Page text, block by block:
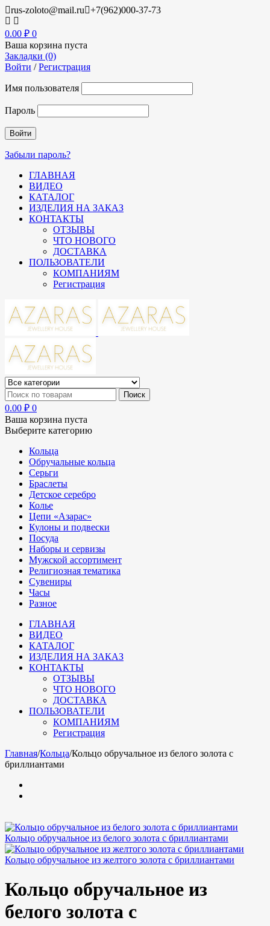
rus-zoloto@mail.ru +7(962)000-37-73
0.00 ₽ 0
Ваша корзина пуста
Закладки (0)
Войти /Регистрация
Имя пользователя
Пароль
Забыли пароль?
ГЛАВНАЯ
ВИДЕО
КАТАЛОГ
ИЗДЕЛИЯ НА ЗАКАЗ
КОНТАКТЫ
ОТЗЫВЫ
ЧТО НОВОГО
ДОСТАВКА
ПОЛЬЗОВАТЕЛИ
КОМПАНИЯМ
Регистрация
0.00 ₽ 0
Ваша корзина пуста
Выберите категорию
Кольца
Обручальные кольца
Серьги
Браслеты
Детское серебро
Колье
Цепи «Азарас»
Кулоны и подвески
Посуда
Наборы и сервизы
Мужской ассортимент
Религиозная тематика
Сувениры
Часы
Разное
ГЛАВНАЯ
ВИДЕО
КАТАЛОГ
ИЗДЕЛИЯ НА ЗАКАЗ
КОНТАКТЫ
ОТЗЫВЫ
ЧТО НОВОГО
ДОСТАВКА
ПОЛЬЗОВАТЕЛИ
КОМПАНИЯМ
Регистрация
Главная/Кольца/Кольцо обручальное из белого золота с
бриллиантами
Кольцо обручальное из белого золота с бриллиантами
Кольцо обручальное из желтого золота с бриллиантами
Кольцо обручальное из
белого золота с